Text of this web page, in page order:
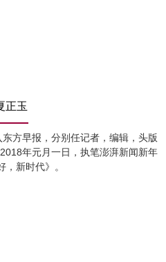
正玉
方早报，分别任记者，编辑，头版
年元月一日，执笔澎湃新闻新年
，新时代》。